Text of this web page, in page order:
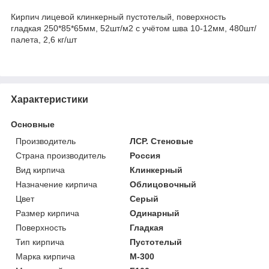
Кирпич лицевой клинкерный пустотелый, поверхность
гладкая 250*85*65мм, 52шт/м2 с учётом шва 10-12мм, 480шт/
палета, 2,6 кг/шт
Характеристики
Основные
Производитель
ЛСР. Стеновые
Страна производитель
Россия
Вид кирпича
Клинкерный
Назначение кирпича
Облицовочный
Цвет
Серый
Размер кирпича
Одинарный
Поверхность
Гладкая
Тип кирпича
Пустотелый
Марка кирпича
М-300